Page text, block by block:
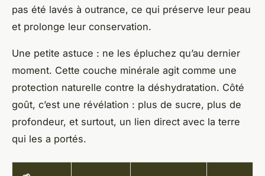
pas été lavés à outrance, ce qui préserve leur peau
et prolonge leur conservation.
Une petite astuce : ne les épluchez qu’au dernier
moment. Cette couche minérale agit comme une
protection naturelle contre la déshydratation. Côté
goût, c’est une révélation : plus de sucre, plus de
profondeur, et surtout, un lien direct avec la terre
qui les a portés.